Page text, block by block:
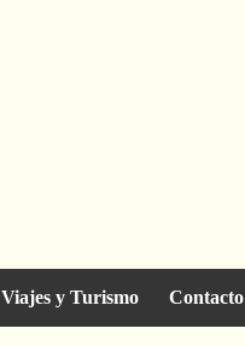
Viajes y Turismo Contacto